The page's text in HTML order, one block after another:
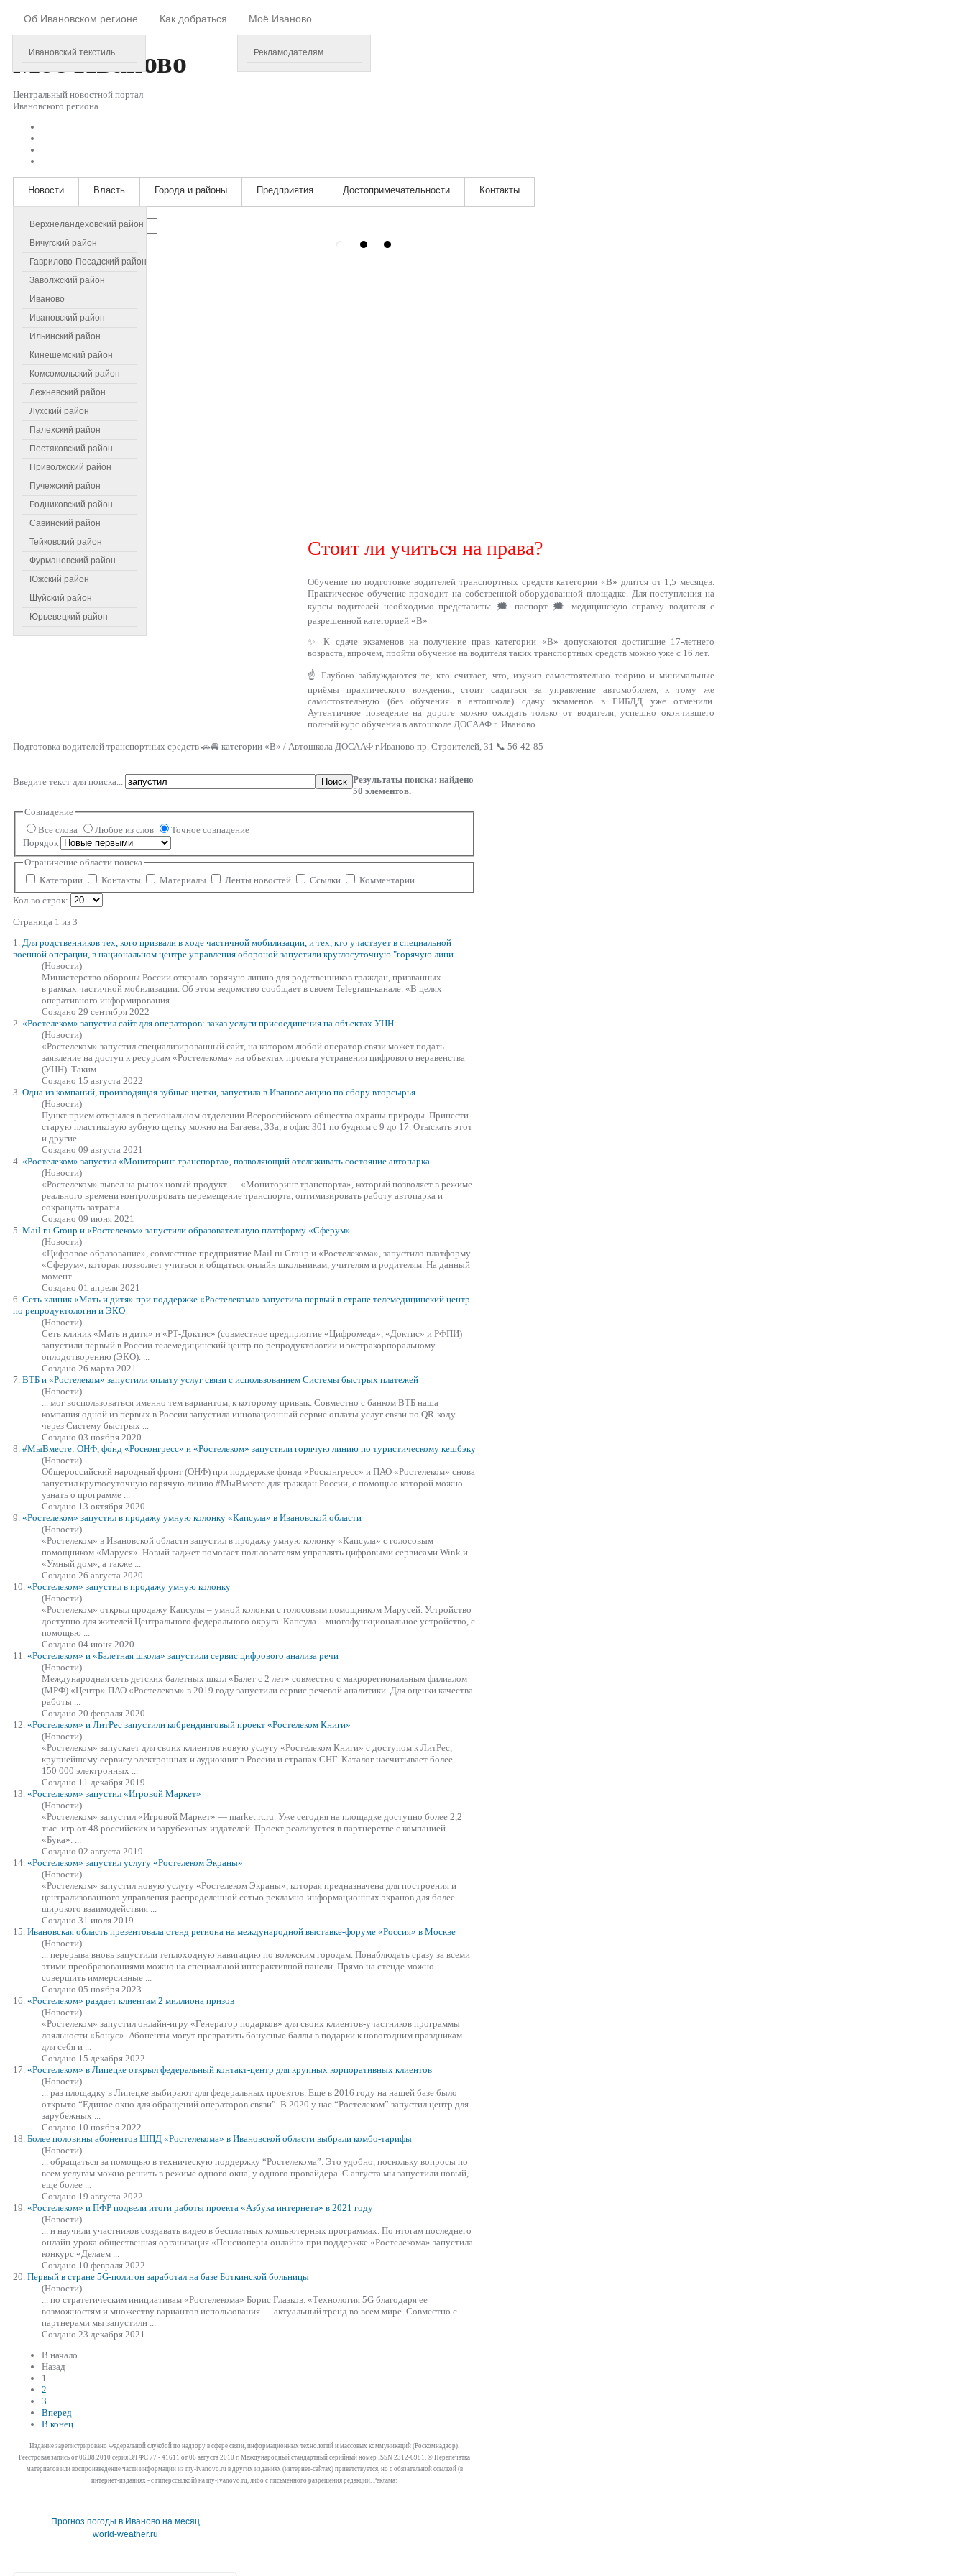
Об Ивановском регионе
Ивановский текстиль
Как добраться Моё Иваново
Рекламодателям
МоёИваново
Центральный новостной портал
Ивановского региона
Новости
Верхнеландеховский район
Вичугский район
Гаврилово-Посадский район
Заволжский район
Иваново
Ивановский район
Ильинский район
Кинешемский район
Комсомольский район
Лежневский район
Лухский район
Палехский район
Пестяковский район
Приволжский район
Пучежский район
Родниковский район
Савинский район
Тейковский район
Фурмановский район
Южский район
Шуйский район
Юрьевецкий район
Власть Города и районы Предприятия Достопримечательности Контакты
Самое читаемое
Стоит ли учиться на права?
Обучение по подготовке водителей транспортных средств категории «B» длится от 1,5 месяцев.
Практическое обучение проходит на собственной оборудованной площадке. Для поступления на
курсы водителей необходимо представить: 🗯 паспорт 🗯 медицинскую справку водителя с
разрешенной категорией «В»
✨ К сдаче экзаменов на получение прав категории «В» допускаются достигшие 17-летнего
возраста, впрочем, пройти обучение на водителя таких транспортных средств можно уже с 16 лет.
☝ Глубоко заблуждаются те, кто считает, что, изучив самостоятельно теорию и минимальные
приёмы практического вождения, стоит садиться за управление автомобилем, к тому же
самостоятельную (без обучения в автошколе) сдачу экзаменов в ГИБДД уже отменили.
Аутентичное поведение на дороге можно ожидать только от водителя, успешно окончившего
полный курс обучения в автошколе ДОСААФ г. Иваново.
Подготовка водителей транспортных средств 🚗🚘 категории «В» / Автошкола ДОСААФ г.Иваново пр. Строителей, 31 📞 56-42-85
Введите текст для поиска... Поиск Результаты поиска: найдено
50 элементов.
Совпадение
Все слова
Любое из слов
Точное совпадение
Порядок
Ограничение области поиска
Категории
Контакты Материалы Ленты новостей Ссылки
Комментарии
Кол-во строк:
Страница 1 из 3
1. Для родственников тех, кого призвали в ходе частичной мобилизации, и тех, кто участвует в специальной
военной операции, в национальном центре управления обороной запустили круглосуточную "горячую лини ...
(Новости)
Министерство обороны России открыло горячую линию для родственников граждан, призванных
в рамках частичной мобилизации. Об этом ведомство сообщает в своем Telegram-канале. «В целях
оперативного информирования ...
Создано 29 сентября 2022
2. «Ростелеком» запустил сайт для операторов: заказ услуги присоединения на объектах УЦН
(Новости)
«Ростелеком» запустил специализированный сайт, на котором любой оператор связи может подать
заявление на доступ к ресурсам «Ростелекома» на объектах проекта устранения цифрового неравенства
(УЦН). Таким ...
Создано 15 августа 2022
3. Одна из компаний, производящая зубные щетки, запустила в Иванове акцию по сбору вторсырья
(Новости)
Пункт прием открылся в региональном отделении Всероссийского общества охраны природы. Принести
старую пластиковую зубную щетку можно на Багаева, 33а, в офис 301 по будням с 9 до 17. Отыскать этот
и другие ...
Создано 09 августа 2021
4. «Ростелеком» запустил «Мониторинг транспорта», позволяющий отслеживать состояние автопарка
(Новости)
«Ростелеком» вывел на рынок новый продукт — «Мониторинг транспорта», который позволяет в режиме
реального времени контролировать перемещение транспорта, оптимизировать работу автопарка и
сокращать затраты. ...
Создано 09 июня 2021
5. Mail.ru Group и «Ростелеком» запустили образовательную платформу «Сферум»
(Новости)
«Цифровое образование», совместное предприятие Mail.ru Group и «Ростелекома», запустило платформу
«Сферум», которая позволяет учиться и общаться онлайн школьникам, учителям и родителям. На данный
момент ...
Создано 01 апреля 2021
6. Сеть клиник «Мать и дитя» при поддержке «Ростелекома» запустила первый в стране телемедицинский центр
по репродуктологии и ЭКО
(Новости)
Сеть клиник «Мать и дитя» и «РТ-Доктис» (совместное предприятие «Цифромеда», «Доктис» и РФПИ)
запустили первый в России телемедицинский центр по репродуктологии и экстракорпоральному
оплодотворению (ЭКО). ...
Создано 26 марта 2021
7. ВТБ и «Ростелеком» запустили оплату услуг связи с использованием Системы быстрых платежей
(Новости)
... мог воспользоваться именно тем вариантом, к которому привык. Совместно с банком ВТБ наша
компания одной из первых в России запустила инновационный сервис оплаты услуг связи по QR-коду
через Систему быстрых ...
Создано 03 ноября 2020
8. #МыВместе: ОНФ, фонд «Росконгресс» и «Ростелеком» запустили горячую линию по туристическому кешбэку
(Новости)
Общероссийский народный фронт (ОНФ) при поддержке фонда «Росконгресс» и ПАО «Ростелеком» снова
запустил круглосуточную горячую линию #МыВместе для граждан России, с помощью которой можно
узнать о программе ...
Создано 13 октября 2020
9. «Ростелеком» запустил в продажу умную колонку «Капсула» в Ивановской области
(Новости)
«Ростелеком» в Ивановской области запустил в продажу умную колонку «Капсула» с голосовым
помощником «Маруся». Новый гаджет помогает пользователям управлять цифровыми сервисами Wink и
«Умный дом», а также ...
Создано 26 августа 2020
10. «Ростелеком» запустил в продажу умную колонку
(Новости)
«Ростелеком» открыл продажу Капсулы – умной колонки с голосовым помощником Марусей. Устройство
доступно для жителей Центрального федерального округа. Капсула – многофункциональное устройство, с
помощью ...
Создано 04 июня 2020
11. «Ростелеком» и «Балетная школа» запустили сервис цифрового анализа речи
(Новости)
Международная сеть детских балетных школ «Балет с 2 лет» совместно с макрорегиональным филиалом
(МРФ) «Центр» ПАО «Ростелеком» в 2019 году запустили сервис речевой аналитики. Для оценки качества
работы ...
Создано 20 февраля 2020
12. «Ростелеком» и ЛитРес запустили кобрендинговый проект «Ростелеком Книги»
(Новости)
«Ростелеком» запускает для своих клиентов новую услугу «Ростелеком Книги» с доступом к ЛитРес,
крупнейшему сервису электронных и аудиокниг в России и странах СНГ. Каталог насчитывает более
150 000 электронных ...
Создано 11 декабря 2019
13. «Ростелеком» запустил «Игровой Маркет»
(Новости)
«Ростелеком» запустил «Игровой Маркет» — market.rt.ru. Уже сегодня на площадке доступно более 2,2
тыс. игр от 48 российских и зарубежных издателей. Проект реализуется в партнерстве с компанией
«Бука». ...
Создано 02 августа 2019
14. «Ростелеком» запустил услугу «Ростелеком Экраны»
(Новости)
«Ростелеком» запустил новую услугу «Ростелеком Экраны», которая предназначена для построения и
централизованного управления распределенной сетью рекламно-информационных экранов для более
широкого взаимодействия ...
Создано 31 июля 2019
15. Ивановская область презентовала стенд региона на международной выставке-форуме «Россия» в Москве
(Новости)
... перерыва вновь запустили теплоходную навигацию по волжским городам. Понаблюдать сразу за всеми
этими преобразованиями можно на специальной интерактивной панели. Прямо на стенде можно
совершить иммерсивные ...
Создано 05 ноября 2023
16. «Ростелеком» раздает клиентам 2 миллиона призов
(Новости)
«Ростелеком» запустил онлайн-игру «Генератор подарков» для своих клиентов-участников программы
лояльности «Бонус». Абоненты могут превратить бонусные баллы в подарки к новогодним праздникам
для себя и ...
Создано 15 декабря 2022
17. «Ростелеком» в Липецке открыл федеральный контакт-центр для крупных корпоративных клиентов
(Новости)
... раз площадку в Липецке выбирают для федеральных проектов. Еще в 2016 году на нашей базе было
открыто “Единое окно для обращений операторов связи”. В 2020 у нас “Ростелеком” запустил центр для
зарубежных ...
Создано 10 ноября 2022
18. Более половины абонентов ШПД «Ростелекома» в Ивановской области выбрали комбо-тарифы
(Новости)
... обращаться за помощью в техническую поддержку “Ростелекома”. Это удобно, поскольку вопросы по
всем услугам можно решить в режиме одного окна, у одного провайдера. С августа мы запустили новый,
еще более ...
Создано 19 августа 2022
19. «Ростелеком» и ПФР подвели итоги работы проекта «Азбука интернета» в 2021 году
(Новости)
... и научили участников создавать видео в бесплатных компьютерных программах. По итогам последнего
онлайн-урока общественная организация «Пенсионеры-онлайн» при поддержке «Ростелекома» запустила
конкурс «Делаем ...
Создано 10 февраля 2022
20. Первый в стране 5G-полигон заработал на базе Боткинской больницы
(Новости)
... по стратегическим инициативам «Ростелекома» Борис Глазков. «Технология 5G благодаря ее
возможностям и множеству вариантов использования — актуальный тренд во всем мире. Совместно с
партнерами мы запустили ...
Создано 23 декабря 2021
В начало
Назад
1
2
3
Вперед
В конец
Издание зарегистрировано Федеральной службой по надзору в сфере связи, информационных технологий и массовых коммуникаций (Роскомнадзор).
Реестровая запись от 06.08.2010 серия ЭЛ ФС 77 - 41611 от 06 августа 2010 г. Международный стандартный серийный номер ISSN 2312-6981. © Перепечатка
материалов или воспроизведение части информации из my-ivanovo.ru в других изданиях (интернет-сайтах) приветствуется, но с обязательной ссылкой (в
интернет-изданиях - с гиперссылкой) на my-ivanovo.ru, либо с письменного разрешения редакции. Реклама:
Прогноз погоды в Иваново на месяц
world-weather.ru